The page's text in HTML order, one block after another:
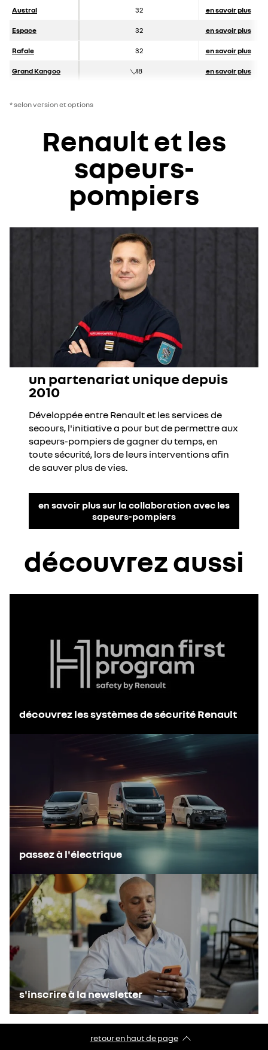
Austral 32 en savoir plus
Espace 32 en savoir plus
Rafale 32 en savoir plus
Grand Kangoo 18 en savoir plus
* selon version et options
Renault et les
sapeurs-
pompiers
un partenariat unique depuis
2010
Développée entre Renault et les services de
secours, l'initiative a pour but de permettre aux
sapeurs-pompiers de gagner du temps, en
toute sécurité, lors de leurs interventions afin
de sauver plus de vies.
en savoir plus sur la collaboration avec les
sapeurs-pompiers
découvrez aussi
découvrez les systèmes de sécurité Renault
passez à l'électrique
s'inscrire à la newsletter
retour en haut de page​